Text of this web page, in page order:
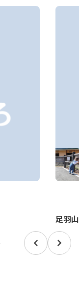
足羽